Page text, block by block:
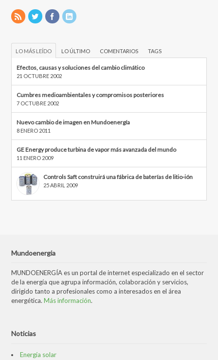
LO MÁS LEÍDO LO ÚLTIMO COMENTARIOS TAGS
Efectos, causas y soluciones del cambio climático
21 OCTUBRE 2002
Cumbres medioambientales y compromisos posteriores
7 OCTUBRE 2002
Nuevo cambio de imagen en Mundoenergía
8 ENERO 2011
GE Energy produce turbina de vapor más avanzada del mundo
11 ENERO 2009
Controls Saft construirá una fábrica de baterías de litio-ión
25 ABRIL 2009
Mundoenergia
MUNDOENERGÍA es un portal de internet especializado en el sector
de la energía que agrupa información, colaboración y servicios,
dirigido tanto a profesionales como a interesados en el área
energética. Más información.
Noticias
Energía solar